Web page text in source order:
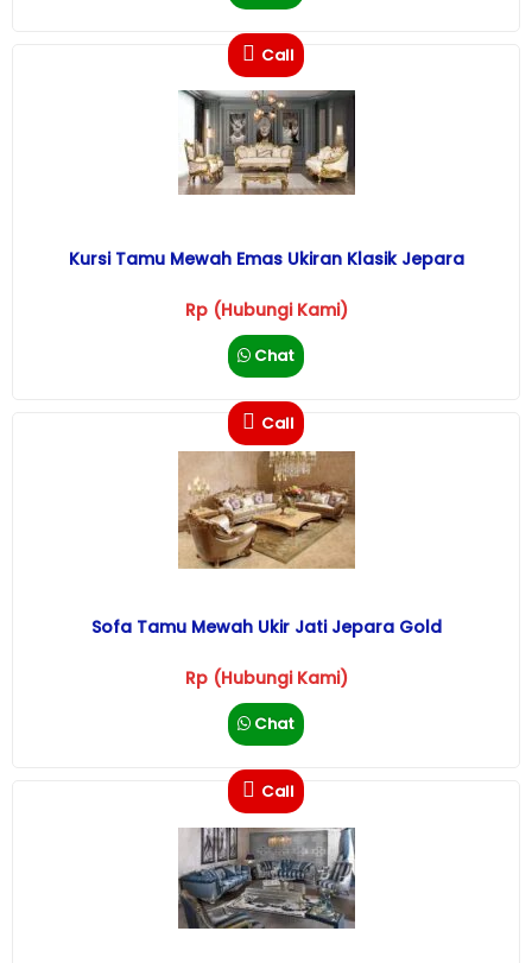
Call
Kursi Tamu Mewah Emas Ukiran Klasik Jepara
Rp (Hubungi Kami)
Chat
Call
Sofa Tamu Mewah Ukir Jati Jepara Gold
Rp (Hubungi Kami)
Chat
Call